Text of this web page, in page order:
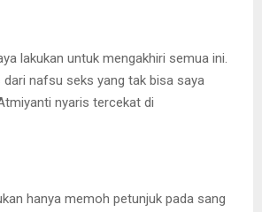
lakukan untuk mengakhiri semua ini.
dari nafsu seks yang tak bisa saya
nyaris tercekat di
hanya memoh petunjuk pada sang